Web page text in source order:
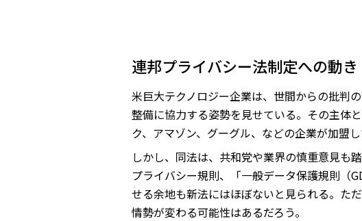
連邦プライバシー法制定への動き
米巨大テクノロジー企業は、世間からの批判
整備に協力する姿勢を見せている。その主体
ク、アマゾン、グーグル、などの企業が加盟
しかし、同法は、共和党や業界の慎重意見も
プライバシー規則、「一般データ保護規則（
せる余地も新法にはほぼないと見られる。た
情勢が変わる可能性はあるだろう。